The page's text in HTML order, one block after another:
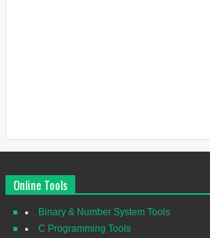
Online Tools
Binary & Number System Tools
C Programming Tools